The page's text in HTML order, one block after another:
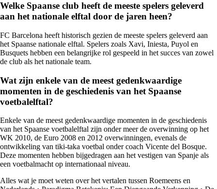
Welke Spaanse club heeft de meeste spelers geleverd
aan het nationale elftal door de jaren heen?
FC Barcelona heeft historisch gezien de meeste spelers geleverd aan
het Spaanse nationale elftal. Spelers zoals Xavi, Iniesta, Puyol en
Busquets hebben een belangrijke rol gespeeld in het succes van zowel
de club als het nationale team.
Wat zijn enkele van de meest gedenkwaardige
momenten in de geschiedenis van het Spaanse
voetbalelftal?
Enkele van de meest gedenkwaardige momenten in de geschiedenis
van het Spaanse voetbalelftal zijn onder meer de overwinning op het
WK 2010, de Euro 2008 en 2012 overwinningen, evenals de
ontwikkeling van tiki-taka voetbal onder coach Vicente del Bosque.
Deze momenten hebben bijgedragen aan het vestigen van Spanje als
een voetbalmacht op internationaal niveau.
Alles wat je moet weten over het vertalen tussen Roemeens en